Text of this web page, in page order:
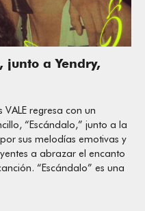
junto a Yendry,
regresa con un
“Escándalo,” junto a la
sus melodías emotivas y
a abrazar el encanto
“Escándalo” es una